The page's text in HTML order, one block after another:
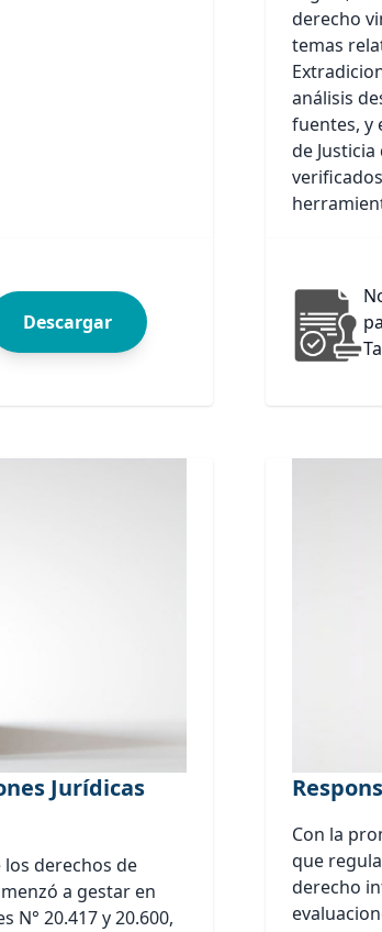
Descargar
derecho
temas
análisis
fuentes, y
de
Jurídicas
derechos de
a gestar en
N° 20.417 y 20.600,
Con la
que
derecho